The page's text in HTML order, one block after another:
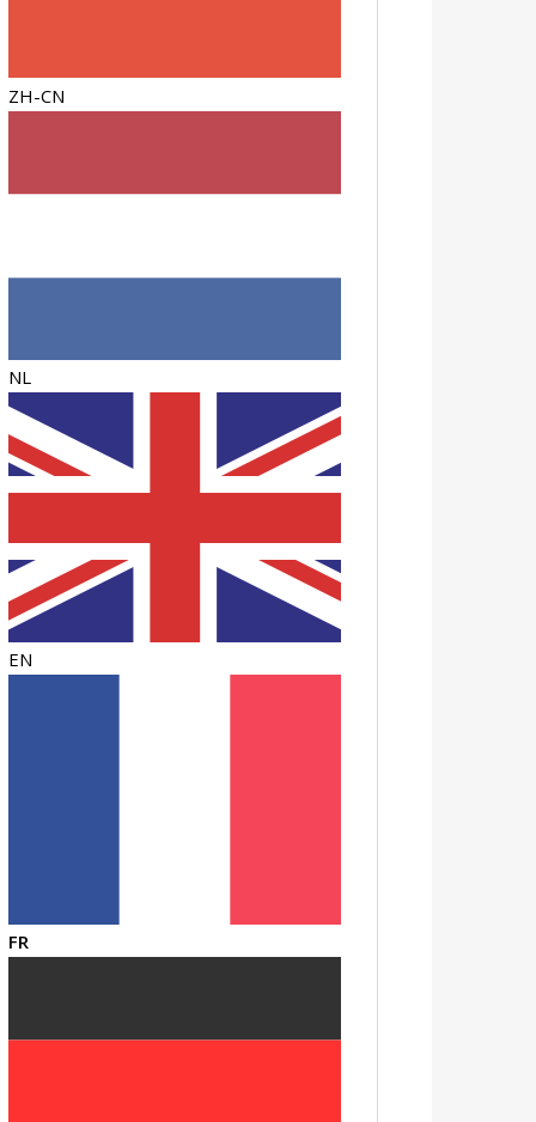
ZH-CN
NL
EN
FR